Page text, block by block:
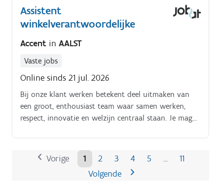
Assistent
winkelverantwoordelijke
Accent in AALST
Vaste jobs
Online sinds 21 jul. 2026
Bij onze klant werken betekent deel uitmaken van
een groot, enthousiast team waar samen werken,
respect, innovatie en welzijn centraal staan. Je mag
Vorige 1 2 3 4 5
11
Volgende